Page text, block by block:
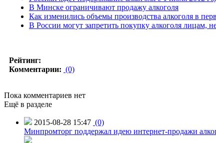
В Минске ограничивают продажу алкоголя
Как изменились объемы производства алкоголя в
В России могут запретить покупку алкоголя лицам,
Рейтинг:
Комментарии: (0)
Пока комментариев нет
Ещё в разделе
2015-08-28 15:47 (0)
Минпромторг поддержал идею интернет-продажи